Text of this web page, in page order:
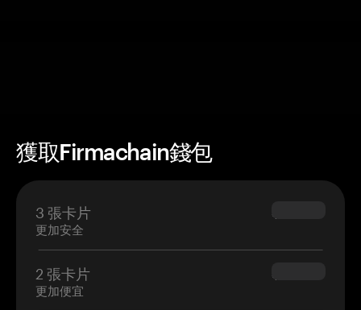
獲取Firmachain錢包
3 張卡片
更加安全
$69.90
2 張卡片
更加便宜
$54.90